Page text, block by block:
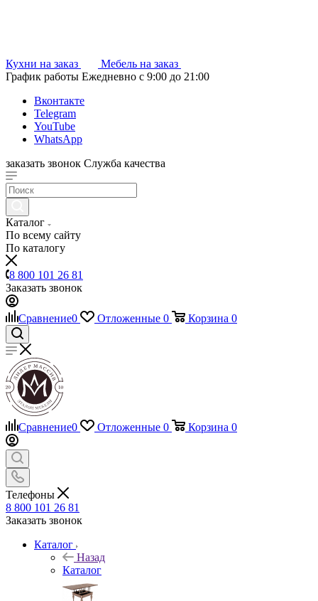
Кухни на заказ
Мебель на заказ
График работы Ежедневно с 9:00 до 21:00
Вконтакте
Telegram
YouTube
WhatsApp
заказать звонок Служба качества
Каталог
По всему сайту
По каталогу
8 800 101 26 81
Заказать звонок
Сравнение0 Отложенные 0 Корзина 0
Сравнение0 Отложенные 0 Корзина 0
Телефоны
8 800 101 26 81
Заказать звонок
Каталог
Назад
Каталог